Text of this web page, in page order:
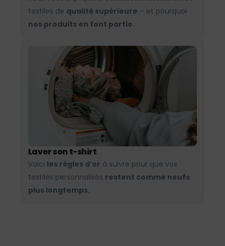
textiles de qualité supérieure – et pourquoi
nos produits en font partie.
Laver son t-shirt
Voici les règles d’or à suivre pour que vos
textiles personnalisés restent comme neufs
plus longtemps.